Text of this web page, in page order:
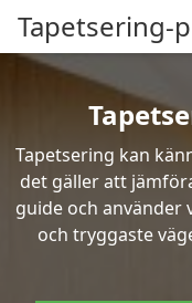
Tapetsering-
Tapetsering kan
det gäller att
guide och
och tryggaste